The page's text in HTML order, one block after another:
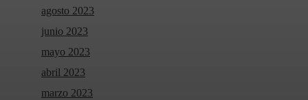
agosto 2023
junio 2023
mayo 2023
abril 2023
marzo 2023